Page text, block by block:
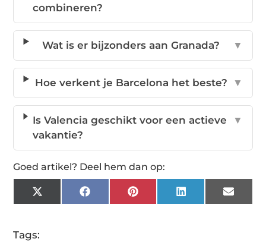
combineren?
Wat is er bijzonders aan Granada? ▼
Hoe verkent je Barcelona het beste? ▼
Is Valencia geschikt voor een actieve
vakantie?
▼
Goed artikel? Deel hem dan op:
X
(Twitter)
FacebookPinterestLinkedInEmail
Tags: